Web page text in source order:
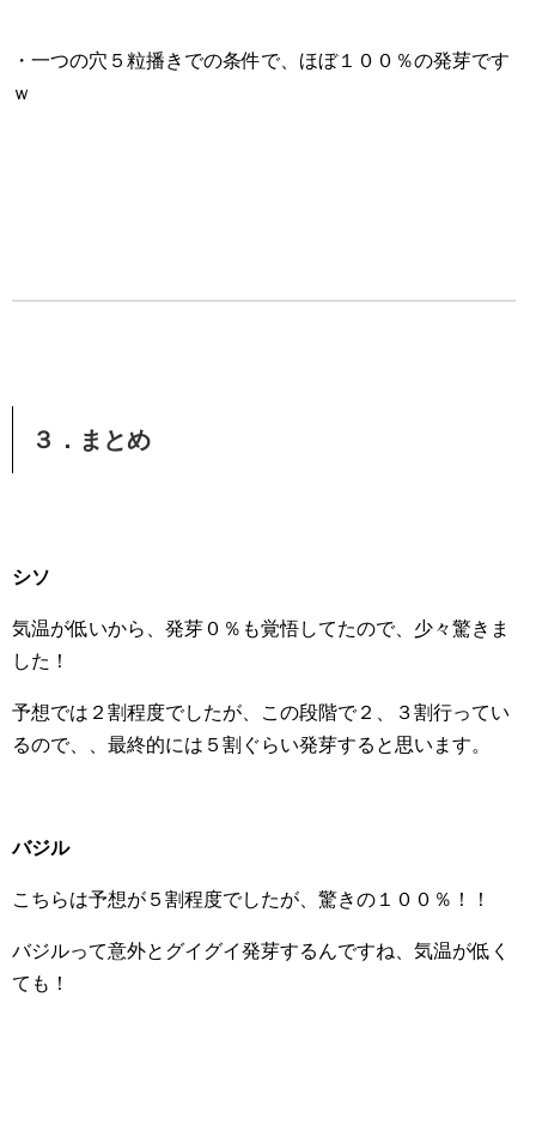
・一つの穴５粒播きでの条件で、ほぼ１００％の発芽です
ｗ
３．まとめ
シソ
気温が低いから、発芽０％も覚悟してたので、少々驚きま
した！
予想では２割程度でしたが、この段階で２、３割行ってい
るので、、最終的には５割ぐらい発芽すると思います。
バジル
こちらは予想が５割程度でしたが、驚きの１００％！！
バジルって意外とグイグイ発芽するんですね、気温が低く
ても！